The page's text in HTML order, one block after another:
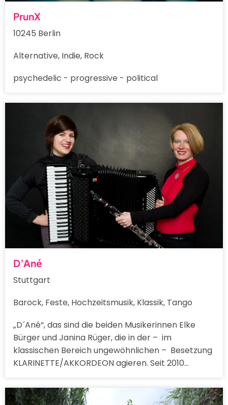
PrunX
10245 Berlin
Alternative, Indie, Rock
psychedelic - progressive - political
D’Ané
Stuttgart
Barock, Feste, Hochzeitsmusik, Klassik, Tango
„D´Ané“, das sind die beiden Musikerinnen Elke
Bürger und Janina Rüger, die in der – im
klassischen Bereich ungewöhnlichen – Besetzung
KLARINETTE/AKKORDEON agieren. Seit 2010…